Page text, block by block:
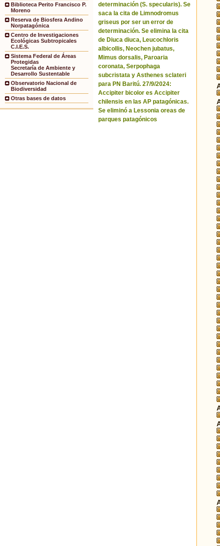
Biblioteca Perito Francisco P.
Moreno
Reserva de Biosfera Andino
Norpatagónica
Centro de Investigaciones
Ecológicas Subtropicales
C.I.E.S.
Sistema Federal de Áreas
Protegidas
Secretaría de Ambiente y
Desarrollo Sustentable
Observatorio Nacional de
Biodiversidad
Otras bases de datos
determinación (S. specularis). Se
saca la cita de Limnodromus
griseus por ser un error de
determinación. Se elimina la cita
de Diuca diuca, Leucochloris
albicollis, Neochen jubatus,
Mimus dorsalis, Paroaria
coronata, Serpophaga
subcristata y Asthenes sclateri
para PN Baritú. 27/9/2024:
Accipiter bicolor es Accipiter
chilensis en las AP patagónicas.
Se eliminó a Lessonia oreas de
parques patagónicos